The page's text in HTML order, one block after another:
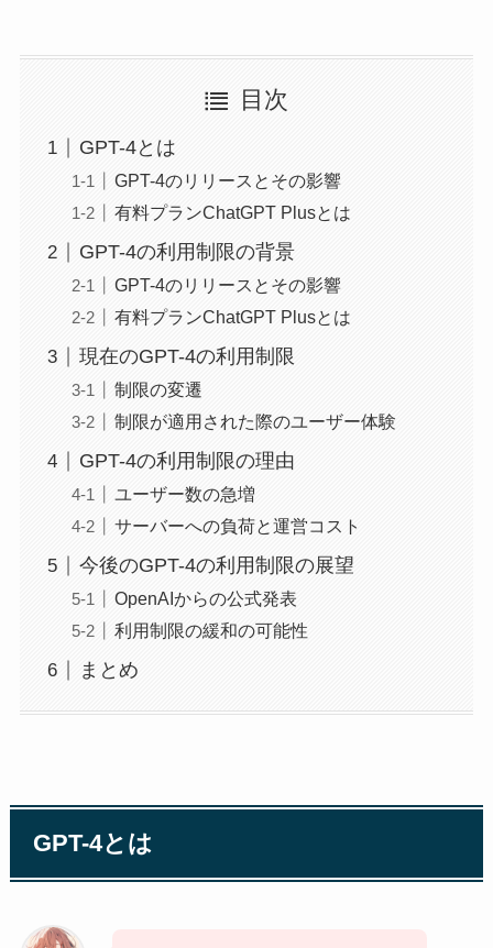
目次
GPT-4とは
GPT-4のリリースとその影響
有料プランChatGPT Plusとは
GPT-4の利用制限の背景
GPT-4のリリースとその影響
有料プランChatGPT Plusとは
現在のGPT-4の利用制限
制限の変遷
制限が適用された際のユーザー体験
GPT-4の利用制限の理由
ユーザー数の急増
サーバーへの負荷と運営コスト
今後のGPT-4の利用制限の展望
OpenAIからの公式発表
利用制限の緩和の可能性
まとめ
GPT-4とは